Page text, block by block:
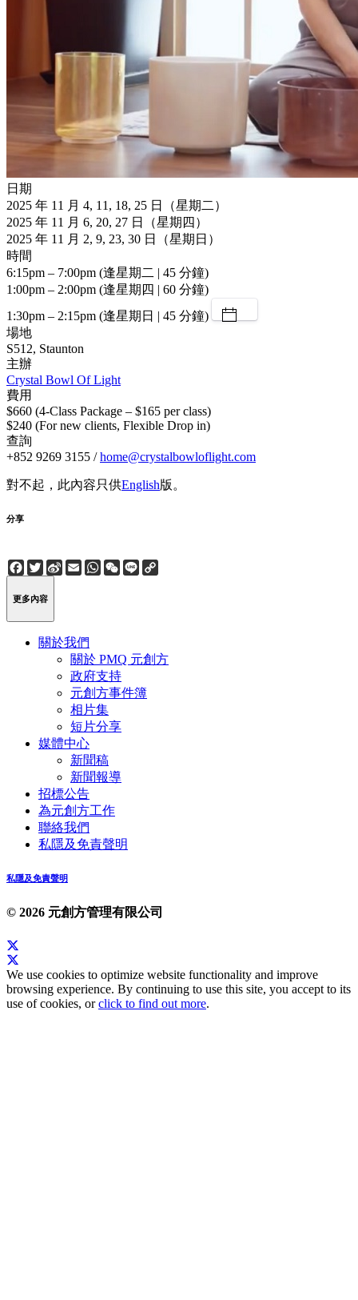
日期
2025 年 11 月 4, 11, 18, 25 日（星期二）
2025 年 11 月 6, 20, 27 日（星期四）
2025 年 11 月 2, 9, 23, 30 日（星期日）
時間
6:15pm – 7:00pm (逢星期二 | 45 分鐘)
1:00pm – 2:00pm (逢星期四 | 60 分鐘)
1:30pm – 2:15pm (逢星期日 | 45 分鐘)
場地
S512, Staunton
主辦
Crystal Bowl Of Light
費用
$660 (4-Class Package – $165 per class)
$240 (For new clients, Flexible Drop in)
查詢
+852 9269 3155 /home@crystalbowloflight.com
對不起，此內容只供English版。
分享
Facebook
Twitter
Sina
Weibo
EmailWhatsApp
WeChat
Line
更多內容
關於我們
關於 PMQ 元創方
政府支持
元創方事件簿
相片集
短片分享
媒體中心
新聞稿
新聞報導
招標公告
為元創方工作
聯絡我們
私隱及免責聲明
私隱及免責聲明
© 2026 元創方管理有限公司
We use cookies to optimize website functionality and improve
browsing experience. By continuing to use this site, you accept to its
use of cookies, orclick to find out more.